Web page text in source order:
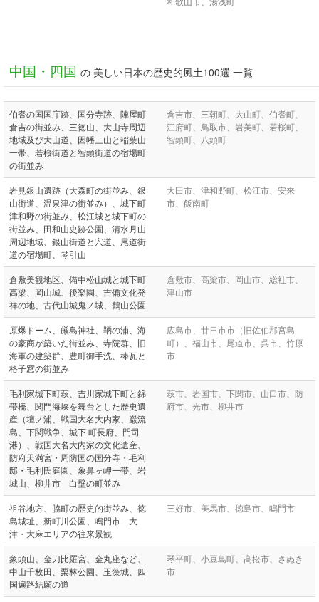
中国・四国 の 美しい日本の歴史的風土100選 一覧
伯耆の国国庁跡、国分寺跡、陣屋町
倉吉の街並み、三徳山、大山寺周辺
地域及び大山道、因幡三山と稲葉山
一帯、若桜街道と智頭街道の宿場町
の街並み
倉吉市、三朝町、大山町、伯耆町、
江府町、鳥取市、岩美町、若桜町、
智頭町、八頭町
岩見銀山遺跡（大森町の街並み、銀
山街道、温泉津の街並み）、城下町
津和野の街並み、松江城と城下町の
街並み、田和山史跡公園、清水月山
周辺地域、銀山街道と宍道、尾道街
道の宿場町、琴引山
大田市、津和野町、松江市、安来
市、飯南町
倉敷美観地区、備中松山城と城下町
高梁、岡山城、後楽園、吉備文化発
祥の地、古代山城鬼ノ城、鶴山公園
倉敷市、高梁市、岡山市、総社市、
津山市
原爆ドーム、厳島神社、鞆の浦、海
の豪商が築いた街並み、寺院群、旧
海軍の建築群、豊町御手洗、棒瓦と
格子窓の街並み
広島市、廿日市市（旧佐伯郡宮島
町）、福山市、尾道市、呉市、竹原
市
毛利家城下町萩、吉川家城下町と錦
帯橋、関門海峡を舞台とした歴史遺
産（壇ノ浦、戦国大名大内家、巌流
島、下関戦争、城下 町長府、門司
港）、戦国大名大内家の文化遺産、
防府天満宮・周防国の国分寺・毛利
邸・毛利氏庭園、象鼻ヶ岬一帯、岩
城山、柳井市 白壁の町並み
萩市、岩国市、下関市、山口市、防
府市、光市、柳井市
祖谷地方、脇町の歴史的街並み、徳
島城址、新町川公園、鳴門市 大
津・大麻エリアの往来景観
三好市、美馬市、徳島市、鳴門市
象頭山、金刀比羅宮、金丸座など、
中山千枚田、栗林公園、玉藻城、四
国遍路結願の道
琴平町、小豆島町、高松市、さぬき
市